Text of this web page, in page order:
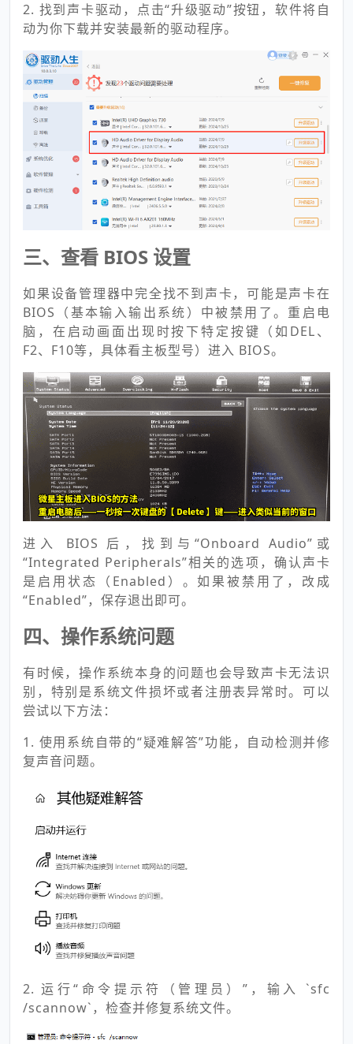
2. 找到声卡驱动，点击“升级驱动”按钮，软件将自
动为你下载并安装最新的驱动程序。
三、查看 BIOS 设置
如果设备管理器中完全找不到声卡，可能是声卡在
BIOS（基本输入输出系统）中被禁用了。重启电
脑，在启动画面出现时按下特定按键（如DEL、
F2、F10等，具体看主板型号）进入 BIOS。
进入 BIOS 后，找到与“Onboard Audio”或
“Integrated Peripherals”相关的选项，确认声卡
是启用状态（Enabled）。如果被禁用了，改成
“Enabled”，保存退出即可。
四、操作系统问题
有时候，操作系统本身的问题也会导致声卡无法识
别，特别是系统文件损坏或者注册表异常时。可以
尝试以下方法：
1. 使用系统自带的“疑难解答”功能，自动检测并修
复声音问题。
2. 运行“命令提示符（管理员）”，输入 `sfc
/scannow`，检查并修复系统文件。